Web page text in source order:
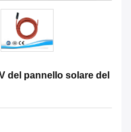
del pannello solare del